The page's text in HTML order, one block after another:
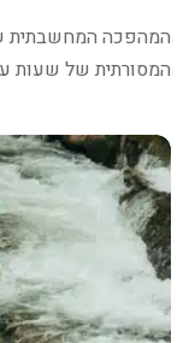
המהפכה המחשבתית
המסורתית של שעות